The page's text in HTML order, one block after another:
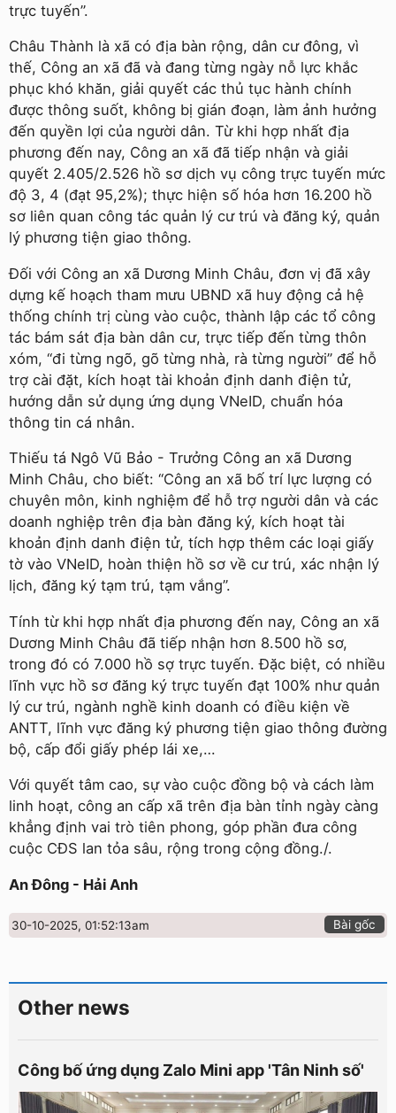
trực tuyến”.
Châu Thành là xã có địa bàn rộng, dân cư đông, vì
thế, Công an xã đã và đang từng ngày nỗ lực khắc
phục khó khăn, giải quyết các thủ tục hành chính
được thông suốt, không bị gián đoạn, làm ảnh hưởng
đến quyền lợi của người dân. Từ khi hợp nhất địa
phương đến nay, Công an xã đã tiếp nhận và giải
quyết 2.405/2.526 hồ sơ dịch vụ công trực tuyến mức
độ 3, 4 (đạt 95,2%); thực hiện số hóa hơn 16.200 hồ
sơ liên quan công tác quản lý cư trú và đăng ký, quản
lý phương tiện giao thông.
Đối với Công an xã Dương Minh Châu, đơn vị đã xây
dựng kế hoạch tham mưu UBND xã huy động cả hệ
thống chính trị cùng vào cuộc, thành lập các tổ công
tác bám sát địa bàn dân cư, trực tiếp đến từng thôn
xóm, “đi từng ngõ, gõ từng nhà, rà từng người” để hỗ
trợ cài đặt, kích hoạt tài khoản định danh điện tử,
hướng dẫn sử dụng ứng dụng VNeID, chuẩn hóa
thông tin cá nhân.
Thiếu tá Ngô Vũ Bảo - Trưởng Công an xã Dương
Minh Châu, cho biết: “Công an xã bố trí lực lượng có
chuyên môn, kinh nghiệm để hỗ trợ người dân và các
doanh nghiệp trên địa bàn đăng ký, kích hoạt tài
khoản định danh điện tử, tích hợp thêm các loại giấy
tờ vào VNeID, hoàn thiện hồ sơ về cư trú, xác nhận lý
lịch, đăng ký tạm trú, tạm vắng”.
Tính từ khi hợp nhất địa phương đến nay, Công an xã
Dương Minh Châu đã tiếp nhận hơn 8.500 hồ sơ,
trong đó có 7.000 hồ sợ trực tuyến. Đặc biệt, có nhiều
lĩnh vực hồ sơ đăng ký trực tuyến đạt 100% như quản
lý cư trú, ngành nghề kinh doanh có điều kiện về
ANTT, lĩnh vực đăng ký phương tiện giao thông đường
bộ, cấp đổi giấy phép lái xe,…
Với quyết tâm cao, sự vào cuộc đồng bộ và cách làm
linh hoạt, công an cấp xã trên địa bàn tỉnh ngày càng
khẳng định vai trò tiên phong, góp phần đưa công
cuộc CĐS lan tỏa sâu, rộng trong cộng đồng./.
An Đông - Hải Anh
30-10-2025, 01:52:13am Bài gốc
Other news
Công bố ứng dụng Zalo Mini app 'Tân Ninh số'